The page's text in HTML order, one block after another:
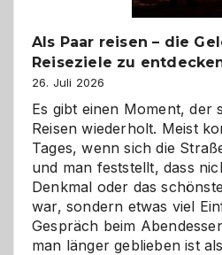
Als Paar reisen – die
Reiseziele zu
26. Juli 2026
Es gibt einen Moment, der
Reisen wiederholt. Meist
Tages, wenn sich die
und man feststellt, dass
Denkmal oder das
war, sondern etwas viel
Gespräch beim
man länger geblieben ist